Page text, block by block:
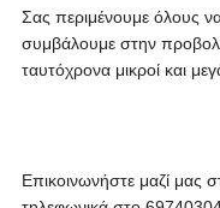
Σας περιμένουμε όλους
συμβάλουμε στην
ταυτόχρονα μικροί και
Επικοινωνήστε μαζί μας